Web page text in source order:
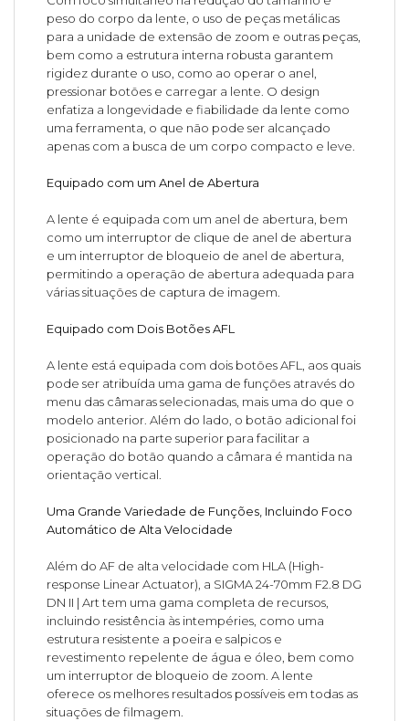
peso do corpo da lente, o uso de peças metálicas
para a unidade de extensão de zoom e outras peças,
bem como a estrutura interna robusta garantem
rigidez durante o uso, como ao operar o anel,
pressionar botões e carregar a lente. O design
enfatiza a longevidade e fiabilidade da lente como
uma ferramenta, o que não pode ser alcançado
apenas com a busca de um corpo compacto e leve.
Equipado com um Anel de Abertura
A lente é equipada com um anel de abertura, bem
como um interruptor de clique de anel de abertura
e um interruptor de bloqueio de anel de abertura,
permitindo a operação de abertura adequada para
várias situações de captura de imagem.
Equipado com Dois Botões AFL
A lente está equipada com dois botões AFL, aos quais
pode ser atribuída uma gama de funções através do
menu das câmaras selecionadas, mais uma do que o
modelo anterior. Além do lado, o botão adicional foi
posicionado na parte superior para facilitar a
operação do botão quando a câmara é mantida na
orientação vertical.
Uma Grande Variedade de Funções, Incluindo Foco
Automático de Alta Velocidade
Além do AF de alta velocidade com HLA (High-
response Linear Actuator), a SIGMA 24-70mm F2.8 DG
DN II | Art tem uma gama completa de recursos,
incluindo resistência às intempéries, como uma
estrutura resistente a poeira e salpicos e
revestimento repelente de água e óleo, bem como
um interruptor de bloqueio de zoom. A lente
oferece os melhores resultados possíveis em todas as
situações de filmagem.